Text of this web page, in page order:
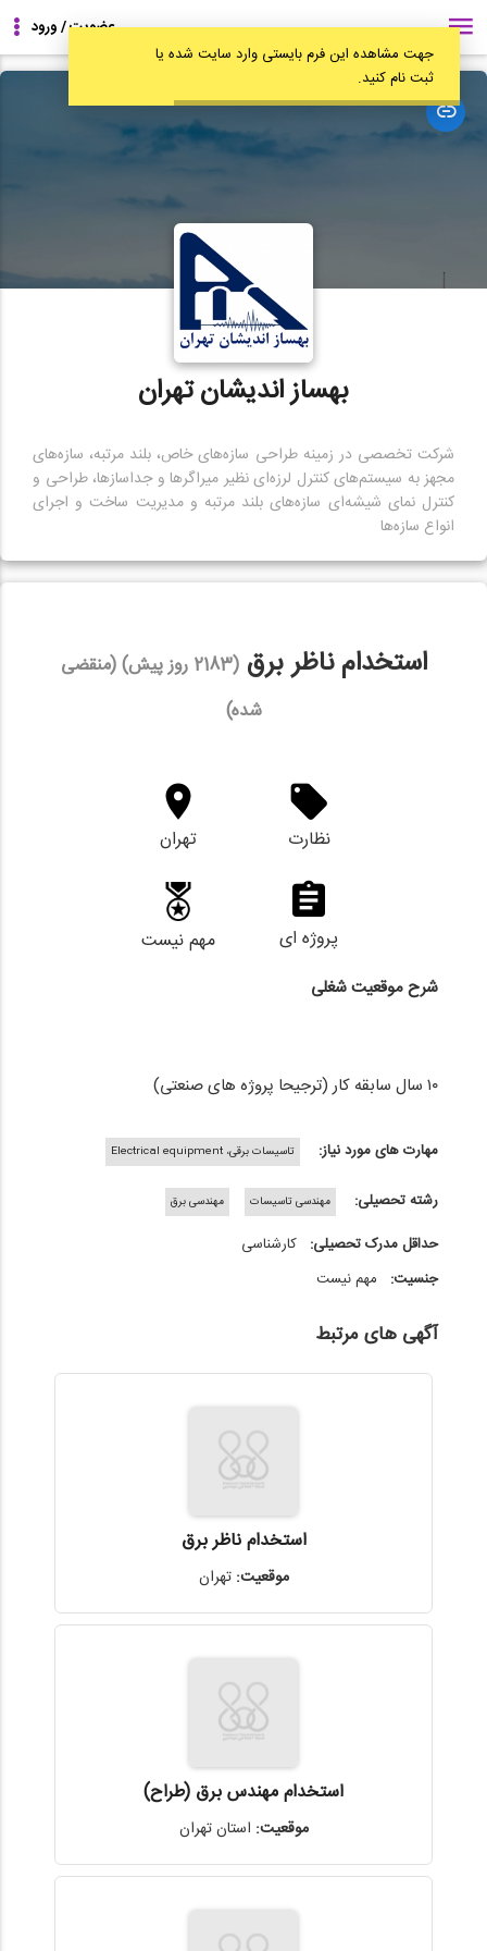
بهساز اندیشان تهران
شرکت تخصصی در زمینه طراحی سازه‌های خاص، بلند مرتبه، سازه‌های
مجهز به سیستم‌های کنترل لرزه‌ای نظیر میراگرها و جداسازها، طراحی و
کنترل نمای شیشه‌ای سازه‌های بلند مرتبه و مدیریت ساخت و اجرای
انواع سازه‌ها
مشاهده
استخدام ناظر برق
(2183 روز پیش) (منقضی
شده)
نظارت تهران
پروژه ای مهم نیست
شرح موقعیت شغلی
۱۰ سال سابقه کار (ترجیحا پروژه های صنعتی)
مهارت های مورد نیاز: تاسیسات برقی، Electrical equipment
رشته تحصیلی: مهندسی تاسیسات مهندسی برق
حداقل مدرک تحصیلی: کارشناسی
جنسیت:
مهم نیست
آگهی های مرتبط
استخدام ناظر برق
موقعیت:تهران
استخدام مهندس برق (طراح)
موقعیت: استان تهران
جهت مشاهده این فرم بایستی وارد سایت شده یا
ثبت نام کنید.